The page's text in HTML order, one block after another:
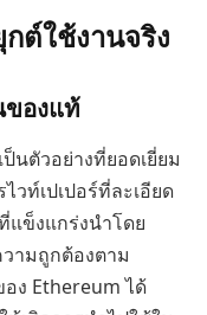
ต์ใช้งานจริง
ของแท้
นตัวอย่างที่ยอดเยี่ยม
วท์เปเปอร์ที่ละเอียด
ข็งแกร่งนำโดย
ามถูกต้องตาม
ง Ethereum ได้